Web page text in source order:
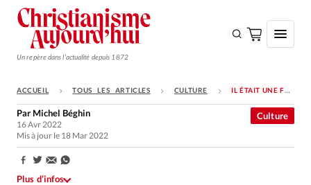
Un repère dans l'actualité depuis 1872
S'ABONNER
Monde
Opinions
ACCUEIL TOUS LES ARTICLES CULTURE IL ÉTAIT UNE FOI… VAINCU PAR L’AMOUR DE DIEU
Culture
Par Michel Béghin
16 Avr 2022
Mis à jour le 18 Mar 2022
Partager:
Plus d’infos